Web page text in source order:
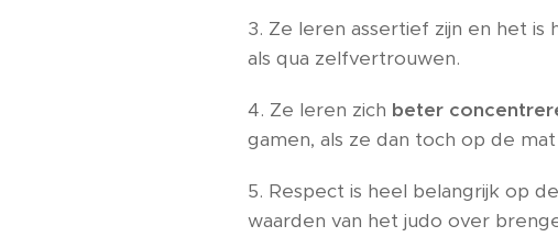
3. Ze leren assertief zijn en het is
als qua zelfvertrouwen.
4. Ze leren zich beter
gamen, als ze dan toch op de
5. Respect is heel belangrijk op
waarden van het judo over